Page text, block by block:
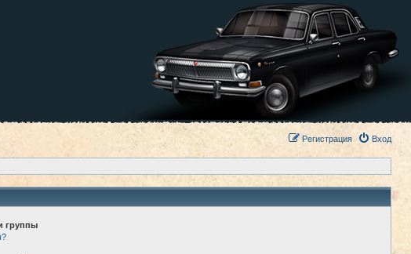
Вход
Регистрация
группы